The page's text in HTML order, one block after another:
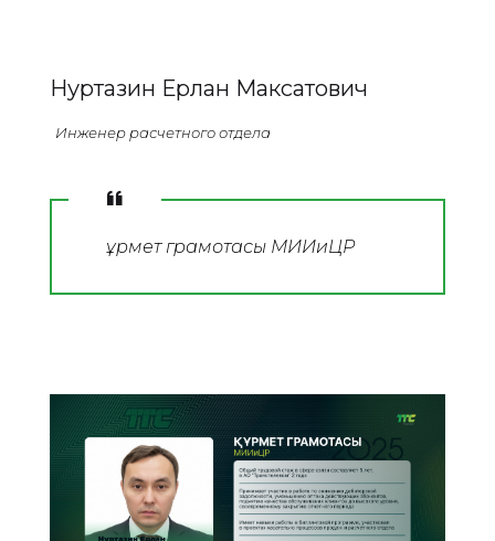
Нуртазин Ерлан Максатович
Инженер расчетного отдела
Құрмет грамотасы МИИиЦР